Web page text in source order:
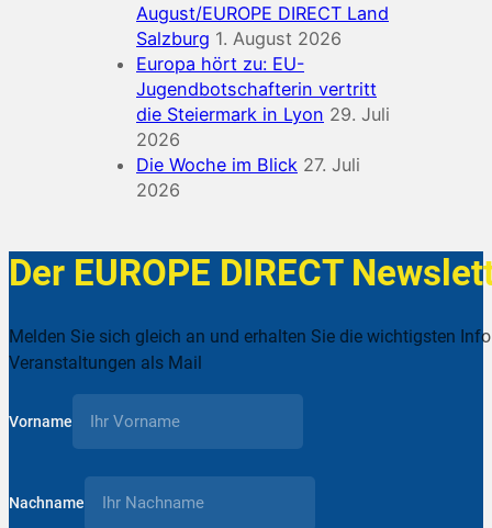
August/EUROPE DIRECT Land
Salzburg 1. August 2026
Europa hört zu: EU-
Jugendbotschafterin vertritt
die Steiermark in Lyon 29. Juli
2026
Die Woche im Blick 27. Juli
2026
Der EUROPE DIRECT
Melden Sie sich gleich an und erhalten Sie die wichtigsten
Veranstaltungen als Mail
Vorname
Nachname